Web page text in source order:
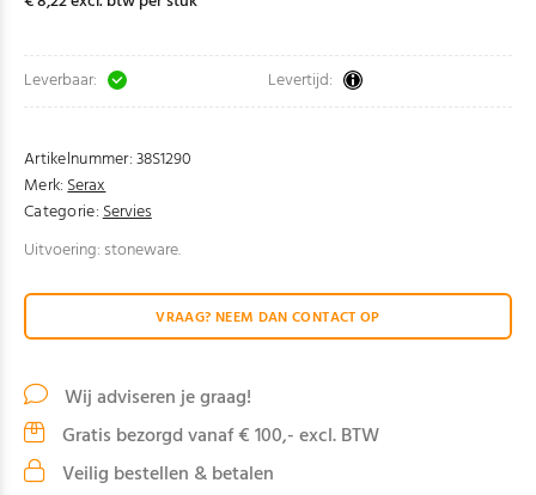
Leverbaar: Levertijd:
Artikelnummer:38S1290
Merk:Serax
Categorie:Servies
Uitvoering: stoneware.
VRAAG? NEEM DAN CONTACT OP
Wij adviseren je graag!
Gratis bezorgd vanaf € 100,- excl. BTW
Veilig bestellen & betalen